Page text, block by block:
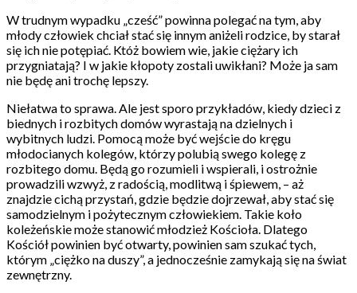
W trudnym wypadku „cześć” powinna polegać na tym, aby
młody człowiek chciał stać się innym aniżeli rodzice, by starał
się ich nie potępiać. Któż bowiem wie, jakie ciężary ich
przygniatają? I w jakie kłopoty zostali uwikłani? Może ja sam
nie będę ani trochę lepszy.
Niełatwa to sprawa. Ale jest sporo przykładów, kiedy dzieci z
biednych i rozbitych domów wyrastają na dzielnych i
wybitnych ludzi. Pomocą może być wejście do kręgu
młodocianych kolegów, którzy polubią swego kolegę z
rozbitego domu. Będą go rozumieli i wspierali, i ostrożnie
prowadzili wzwyż, z radością, modlitwą i śpiewem, – aż
znajdzie cichą przystań, gdzie będzie dojrzewał, aby stać się
samodzielnym i pożytecznym człowiekiem. Takie koło
koleżeńskie może stanowić młodzież Kościoła. Dlatego
Kościół powinien być otwarty, powinien sam szukać tych,
którym „ciężko na duszy”, a jednocześnie zamykają się na świat
zewnętrzny.